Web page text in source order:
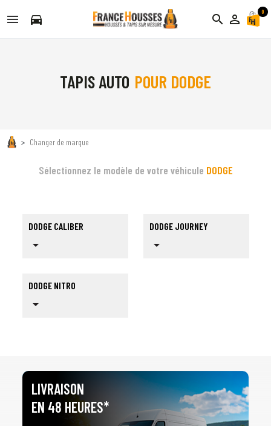
directions_car search person_outline
0
TAPIS AUTO POUR DODGE
Changer de marque
Sélectionnez le modèle de votre véhicule DODGE
DODGE CALIBER
arrow_drop_down
DODGE JOURNEY
arrow_drop_down
DODGE NITRO
arrow_drop_down
LIVRAISON
EN 48 HEURES*